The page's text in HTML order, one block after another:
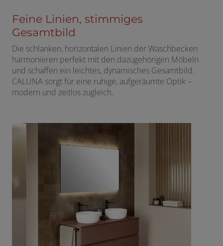
Feine Linien, stimmiges
Gesamtbild
Die schlanken, horizontalen Linien der Waschbecken
harmonieren perfekt mit den dazugehörigen Möbeln
und schaffen ein leichtes, dynamisches Gesamtbild.
CALUNA sorgt für eine ruhige, aufgeräumte Optik –
modern und zeitlos zugleich.